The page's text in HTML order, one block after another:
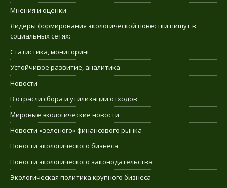
Мнения и оценки
Лидеры формирования экологической повестки пишут в
социальных сетях:
Статистика, мониторинг
Устойчивое развитие, аналитика
Новости
В отрасли сбора и утилизации отходов
Мировые экологические новости
Новости «зеленого» финансового рынка
Новости экологического бизнеса
Новости экологического законодательства
Экологическая политика крупного бизнеса